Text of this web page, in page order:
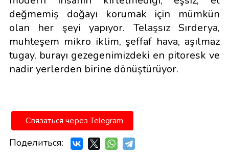
değmemiş doğayı korumak için mümkün
olan her şeyi yapıyor. Telaşsız Sırderya,
muhteşem mikro iklim, şeffaf hava, aşılmaz
tugay, burayı gezegenimizdeki en pitoresk ve
nadir yerlerden birine dönüştürüyor.
Связаться через Telegram
Поделиться: